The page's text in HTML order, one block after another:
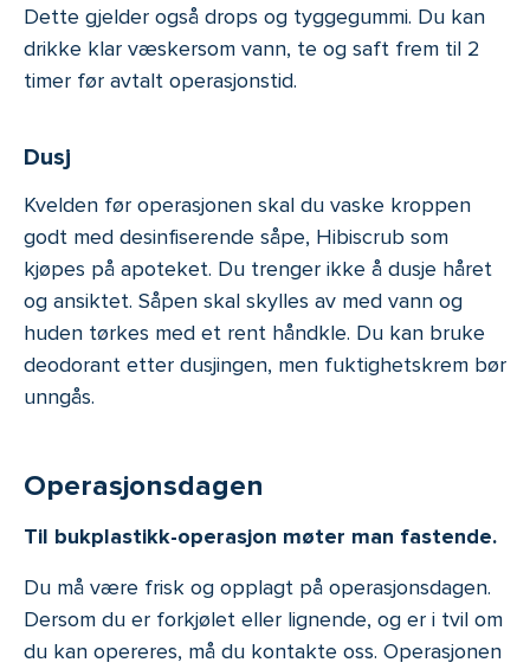
Dette gjelder også drops og tyggegummi. Du kan
drikke klar væskersom vann, te og saft frem til 2
timer før avtalt operasjonstid.
Dusj
Kvelden før operasjonen skal du vaske kroppen
godt med desinfiserende såpe, Hibiscrub som
kjøpes på apoteket. Du trenger ikke å dusje håret
og ansiktet. Såpen skal skylles av med vann og
huden tørkes med et rent håndkle. Du kan bruke
deodorant etter dusjingen, men fuktighetskrem bør
unngås.
Operasjonsdagen
Til bukplastikk-operasjon møter man fastende.
Du må være frisk og opplagt på operasjonsdagen.
Dersom du er forkjølet eller lignende, og er i tvil om
du kan opereres, må du kontakte oss. Operasjonen